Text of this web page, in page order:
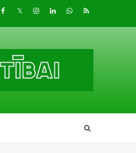
Facebook
TwitterInstagram
LinkedInwhatsapp
RSS